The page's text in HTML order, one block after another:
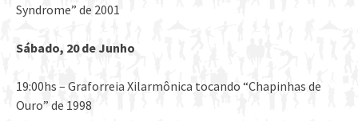
Syndrome” de 2001
Sábado, 20 de Junho
19:00hs – Graforreia Xilarmônica tocando “Chapinhas de
Ouro” de 1998